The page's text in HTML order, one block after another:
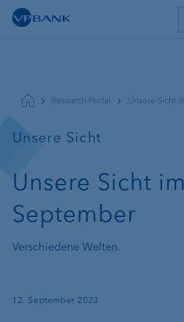
Research-Portal
Unsere Sicht
Unsere Sicht im
September
Verschiedene Welten.
12. September 2023